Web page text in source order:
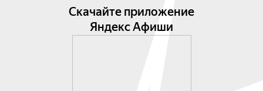
Скачайте приложение
Яндекс Афиши